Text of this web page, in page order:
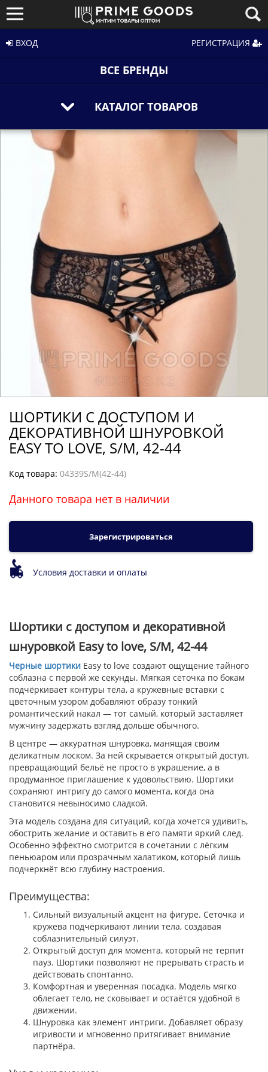
ВХОД РЕГИСТРАЦИЯ
ВСЕ БРЕНДЫ
КАТАЛОГ ТОВАРОВ
ШОРТИКИ С ДОСТУПОМ И
ДЕКОРАТИВНОЙ ШНУРОВКОЙ
EASY TO LOVE, S/M, 42-44
Код товара: 04339S/M(42-44)
Данного товара нет в наличии
Зарегистрироваться
Условия доставки и оплаты
Шортики с доступом и декоративной
шнуровкой Easy to love, S/M, 42-44
Черные шортики Easy to love создают ощущение тайного
соблазна с первой же секунды. Мягкая сеточка по бокам
подчёркивает контуры тела, а кружевные вставки с
цветочным узором добавляют образу тонкий
романтический накал — тот самый, который заставляет
мужчину задержать взгляд дольше обычного.
В центре — аккуратная шнуровка, манящая своим
деликатным лоском. За ней скрывается открытый доступ,
превращающий бельё не просто в украшение, а в
продуманное приглашение к удовольствию. Шортики
сохраняют интригу до самого момента, когда она
становится невыносимо сладкой.
Эта модель создана для ситуаций, когда хочется удивить,
обострить желание и оставить в его памяти яркий след.
Особенно эффектно смотрится в сочетании с лёгким
пеньюаром или прозрачным халатиком, который лишь
подчеркнёт всю глубину настроения.
Преимущества:
Сильный визуальный акцент на фигуре. Сеточка и
кружева подчёркивают линии тела, создавая
соблазнительный силуэт.
Открытый доступ для момента, который не терпит
пауз. Шортики позволяют не прерывать страсть и
действовать спонтанно.
Комфортная и уверенная посадка. Модель мягко
облегает тело, не сковывает и остаётся удобной в
движении.
Шнуровка как элемент интриги. Добавляет образу
игривости и мгновенно притягивает внимание
партнёра.